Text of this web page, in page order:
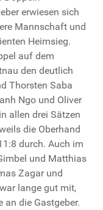
erwiesen sich
Mannschaft und
Heimsieg.
auf dem
den deutlich
Thorsten Saba
Ngo und Oliver
allen drei Sätzen
die Oberhand
durch. Auch im
und Matthias
Zagar und
lange gut mit,
an die Gastgeber.